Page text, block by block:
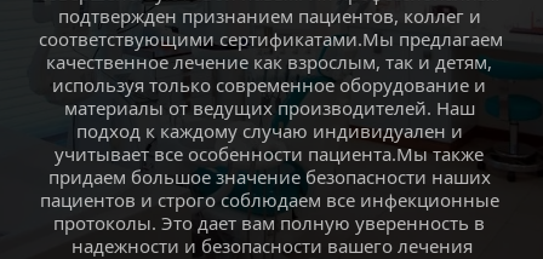
подтвержден признанием пациентов, коллег и
соответствующими сертификатами.Мы предлагаем
качественное лечение как взрослым, так и детям,
используя только современное оборудование и
материалы от ведущих производителей. Наш
подход к каждому случаю индивидуален и
учитывает все особенности пациента.Мы также
придаем большое значение безопасности наших
пациентов и строго соблюдаем все инфекционные
протоколы. Это дает вам полную уверенность в
надежности и безопасности вашего лечения